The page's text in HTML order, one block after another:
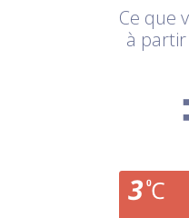
Ce que
à partir